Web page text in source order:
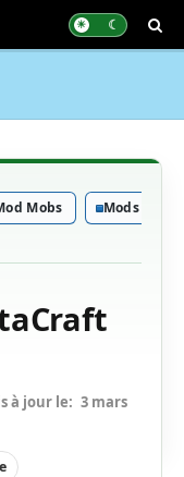
Mobs Mods
à jour le: 3 mars